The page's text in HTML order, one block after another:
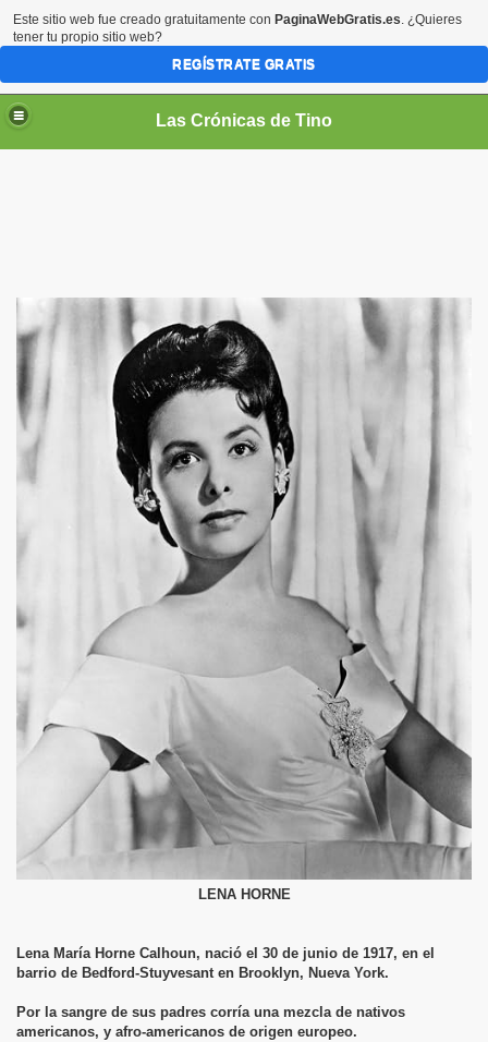
Las Crónicas de Tino
LENA HORNE
Lena María Horne Calhoun, nació el 30 de junio de 1917, en el
barrio de Bedford-Stuyvesant en Brooklyn, Nueva York.
Por la sangre de sus padres corría una mezcla de nativos
americanos, y afro-americanos de origen europeo.
Este sitio web fue creado gratuitamente con PaginaWebGratis.es. ¿Quieres
tener tu propio sitio web?
REGÍSTRATE GRATIS